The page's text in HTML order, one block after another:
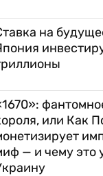
на
или Как
— и чему это